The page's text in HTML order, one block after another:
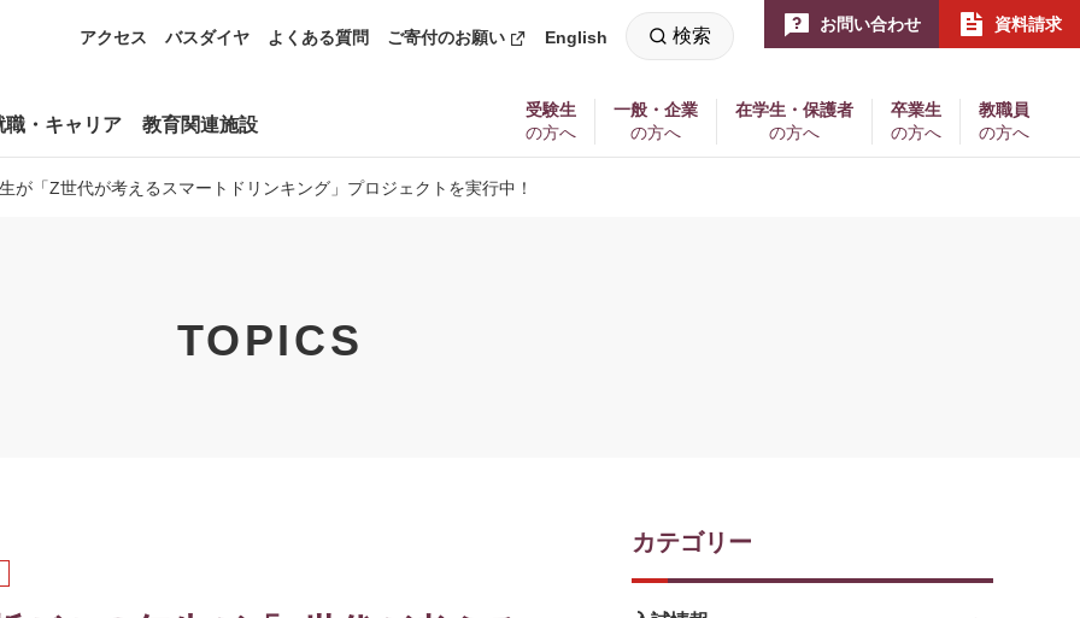
アクセス バスダイヤ よくある質問 ご寄付のお願い
新
ィ
ン
ド
ウ
開
English 検索
お問い合わせ 資料請求
職・キャリア 教育関連施設
受験生
の方へ
一般・企業
の方へ
在学生・保護者
の方へ
卒業生
の方へ
教職員
の方へ
が「Z世代が考えるスマートドリンキング」プロジェクトを実行中！
TOPICS
カテゴリー